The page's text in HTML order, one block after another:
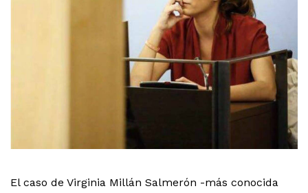
El caso de Virginia Millán Salmerón -más conocida